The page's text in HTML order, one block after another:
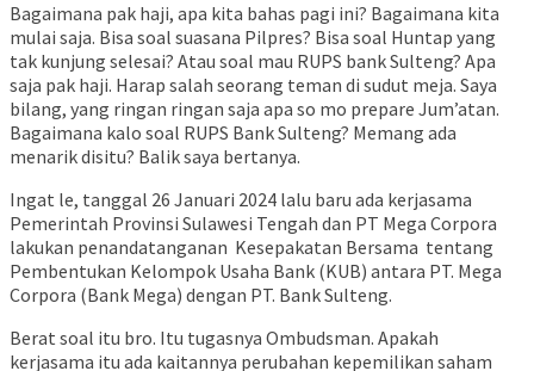
Bagaimana pak haji, apa kita bahas pagi ini? Bagaimana kita
mulai saja. Bisa soal suasana Pilpres? Bisa soal Huntap yang
tak kunjung selesai? Atau soal mau RUPS bank Sulteng? Apa
saja pak haji. Harap salah seorang teman di sudut meja. Saya
bilang, yang ringan ringan saja apa so mo prepare Jum’atan.
Bagaimana kalo soal RUPS Bank Sulteng? Memang ada
menarik disitu? Balik saya bertanya.
Ingat le, tanggal 26 Januari 2024 lalu baru ada kerjasama
Pemerintah Provinsi Sulawesi Tengah dan PT Mega Corpora
lakukan penandatanganan Kesepakatan Bersama tentang
Pembentukan Kelompok Usaha Bank (KUB) antara PT. Mega
Corpora (Bank Mega) dengan PT. Bank Sulteng.
Berat soal itu bro. Itu tugasnya Ombudsman. Apakah
kerjasama itu ada kaitannya perubahan kepemilikan saham